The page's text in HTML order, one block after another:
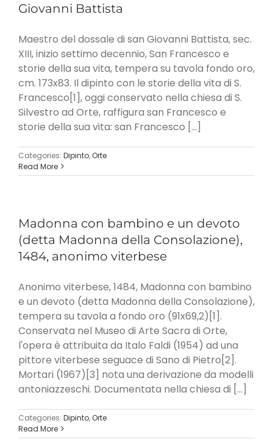
Giovanni Battista
Maestro del dossale di san Giovanni Battista, sec.
XIII, inizio settimo decennio, San Francesco e
storie della sua vita, tempera su tavola fondo oro,
cm. 173x83. Il dipinto con le storie della vita di S.
Francesco[1], oggi conservato nella chiesa di S.
Silvestro ad Orte, raffigura san Francesco e
storie della sua vita: san Francesco [...]
Categories: Dipinto,Orte
Read More
Madonna con bambino e un devoto
(detta Madonna della Consolazione),
1484, anonimo viterbese
Anonimo viterbese, 1484, Madonna con bambino
e un devoto (detta Madonna della Consolazione),
tempera su tavola a fondo oro (91x69,2)[1].
Conservata nel Museo di Arte Sacra di Orte,
l'opera è attribuita da Italo Faldi (1954) ad una
pittore viterbese seguace di Sano di Pietro[2].
Mortari (1967)[3] nota una derivazione da modelli
antoniazzeschi. Documentata nella chiesa di [...]
Categories: Dipinto,Orte
Read More